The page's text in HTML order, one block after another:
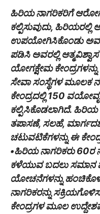
ಹಿರಿಯ ನಾಗರಿಕರಿಗೆ ಆರೋಗ್ಯ
ಕಲ್ಪಿಸುವುದು, ಹಿರಿಯರಲ್ಲಿ
ಉಪಯೋಗಿಸಿಕೊಂಡು
ಪಡಿಸಿ ಅವರಲ್ಲಿ
ಯೋಗಕ್ಷೇಮ
ಸೇವಾ ಸಂಸ್ಥೆಗಳ ಮೂಲಕ
ಕೇಂದ್ರದಲ್ಲಿ 150
ಕಲ್ಪಿಸಿಕೊಡಲಾಗಿದೆ.
ತಪಾಸಣೆ, ಸಲಹೆ,
ಚಟುವಟಿಕೆಗಳನ್ನು ಈ
•ಹಿರಿಯ ನಾಗರಿಕರು 60ರ
ಕಳೆಯುವ ಬದಲು ಸಮಾನ
ಯೋಚನೆಗಳನ್ನು
ನಾಗರಿಕರನ್ನು
ಕೇಂದ್ರಗಳ ಮೂಲ